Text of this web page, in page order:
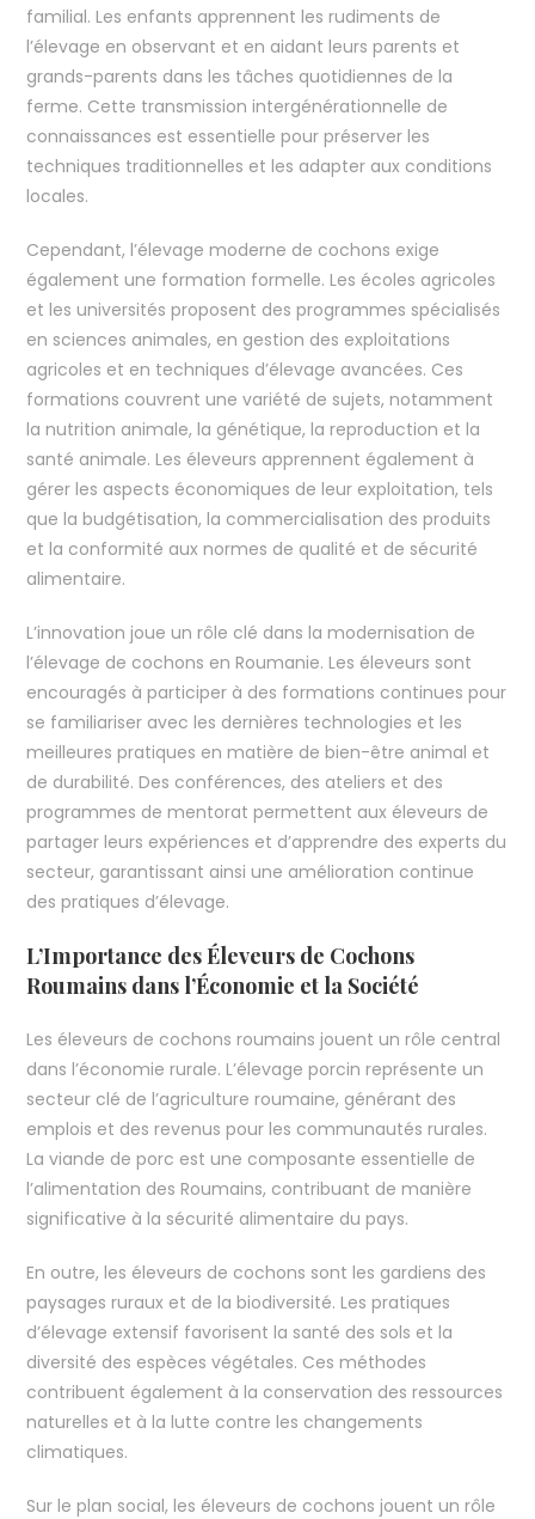
familial. Les enfants apprennent les rudiments de
l’élevage en observant et en aidant leurs parents et
grands-parents dans les tâches quotidiennes de la
ferme. Cette transmission intergénérationnelle de
connaissances est essentielle pour préserver les
techniques traditionnelles et les adapter aux conditions
locales.
Cependant, l’élevage moderne de cochons exige
également une formation formelle. Les écoles agricoles
et les universités proposent des programmes spécialisés
en sciences animales, en gestion des exploitations
agricoles et en techniques d’élevage avancées. Ces
formations couvrent une variété de sujets, notamment
la nutrition animale, la génétique, la reproduction et la
santé animale. Les éleveurs apprennent également à
gérer les aspects économiques de leur exploitation, tels
que la budgétisation, la commercialisation des produits
et la conformité aux normes de qualité et de sécurité
alimentaire.
L’innovation joue un rôle clé dans la modernisation de
l’élevage de cochons en Roumanie. Les éleveurs sont
encouragés à participer à des formations continues pour
se familiariser avec les dernières technologies et les
meilleures pratiques en matière de bien-être animal et
de durabilité. Des conférences, des ateliers et des
programmes de mentorat permettent aux éleveurs de
partager leurs expériences et d’apprendre des experts du
secteur, garantissant ainsi une amélioration continue
des pratiques d’élevage.
L’Importance des Éleveurs de Cochons
Roumains dans l’Économie et la Société
Les éleveurs de cochons roumains jouent un rôle central
dans l’économie rurale. L’élevage porcin représente un
secteur clé de l’agriculture roumaine, générant des
emplois et des revenus pour les communautés rurales.
La viande de porc est une composante essentielle de
l’alimentation des Roumains, contribuant de manière
significative à la sécurité alimentaire du pays.
En outre, les éleveurs de cochons sont les gardiens des
paysages ruraux et de la biodiversité. Les pratiques
d’élevage extensif favorisent la santé des sols et la
diversité des espèces végétales. Ces méthodes
contribuent également à la conservation des ressources
naturelles et à la lutte contre les changements
climatiques.
Sur le plan social, les éleveurs de cochons jouent un rôle